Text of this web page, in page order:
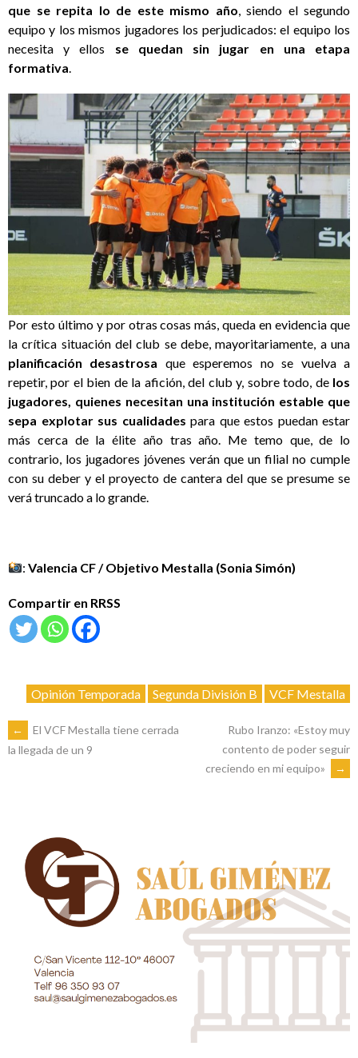
que se repita lo de este mismo año, siendo el segundo
equipo y los mismos jugadores los perjudicados: el equipo los
necesita y ellos se quedan sin jugar en una etapa
formativa.
Por esto último y por otras cosas más, queda en evidencia que
la crítica situación del club se debe, mayoritariamente, a una
planificación desastrosa que esperemos no se vuelva a
repetir, por el bien de la afición, del club y, sobre todo, de los
jugadores, quienes necesitan una institución estable que
sepa explotar sus cualidades para que estos puedan estar
más cerca de la élite año tras año. Me temo que, de lo
contrario, los jugadores jóvenes verán que un filial no cumple
con su deber y el proyecto de cantera del que se presume se
verá truncado a lo grande.
:Valencia CF / Objetivo Mestalla (Sonia Simón)
Compartir en RRSS
Opinión Temporada Segunda División B VCF Mestalla
NAVEGACIÓN
ENTRADAS
←
El VCF Mestalla tiene cerrada
la llegada de un 9
Rubo Iranzo: «Estoy muy
contento de poder seguir
creciendo en mi equipo»
→